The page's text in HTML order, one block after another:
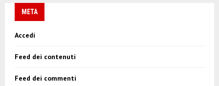
META
Accedi
Feed dei contenuti
Feed dei commenti